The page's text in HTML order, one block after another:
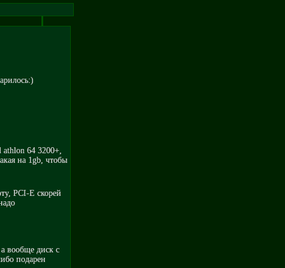
athlon 64 3200+,
на 1gb, чтобы
PCI-E скорей
вообще диск с
подарен